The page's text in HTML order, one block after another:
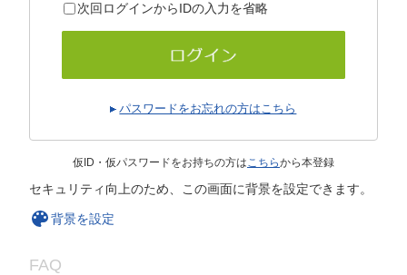
次回ログインからIDの入力を省略
パスワードをお忘れの方はこちら
仮ID・仮パスワードをお持ちの方はこちらから本登録
セキュリティ向上のため、この画面に背景を設定できます。
背景を設定
FAQ